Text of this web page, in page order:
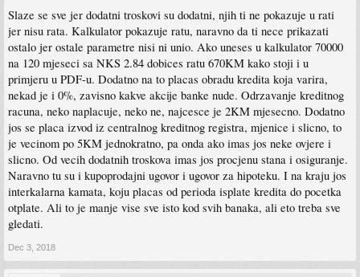
Slaze se sve jer dodatni troskovi su dodatni, njih ti ne pokazuje u rati
jer nisu rata. Kalkulator pokazuje ratu, naravno da ti nece prikazati
ostalo jer ostale parametre nisi ni unio. Ako uneses u kalkulator 70000
na 120 mjeseci sa NKS 2.84 dobices ratu 670KM kako stoji i u
primjeru u PDF-u. Dodatno na to placas obradu kredita koja varira,
nekad je i 0%, zavisno kakve akcije banke nude. Odrzavanje kreditnog
racuna, neko naplacuje, neko ne, najcesce je 2KM mjesecno. Dodatno
jos se placa izvod iz centralnog kreditnog registra, mjenice i slicno, to
je vecinom po 5KM jednokratno, pa onda ako imas jos neke ovjere i
slicno. Od vecih dodatnih troskova imas jos procjenu stana i osiguranje.
Naravno tu su i kupoprodajni ugovor i ugovor za hipoteku. I na kraju jos
interkalarna kamata, koju placas od perioda isplate kredita do pocetka
otplate. Ali to je manje vise sve isto kod svih banaka, ali eto treba sve
gledati.
Dec 3, 2018